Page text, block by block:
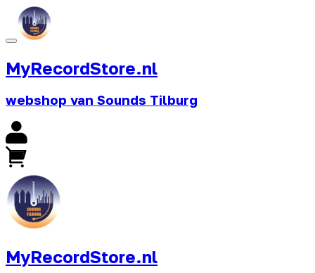
MyRecordStore.nl
webshop van Sounds Tilburg
MyRecordStore.nl